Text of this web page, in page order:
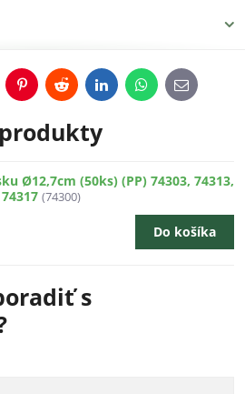
PinterestRedditLinkedInWhatsApp
E-
mail
Ø12,7cm (50ks) (PP) 74303, 74313,
(74300)
Do košíka
s